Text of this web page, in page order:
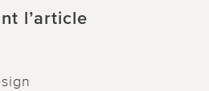
l’article